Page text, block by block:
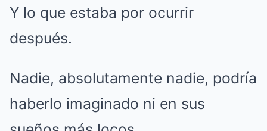
Y lo que estaba por ocurrir
después.
Nadie, absolutamente nadie, podría
haberlo imaginado ni en sus